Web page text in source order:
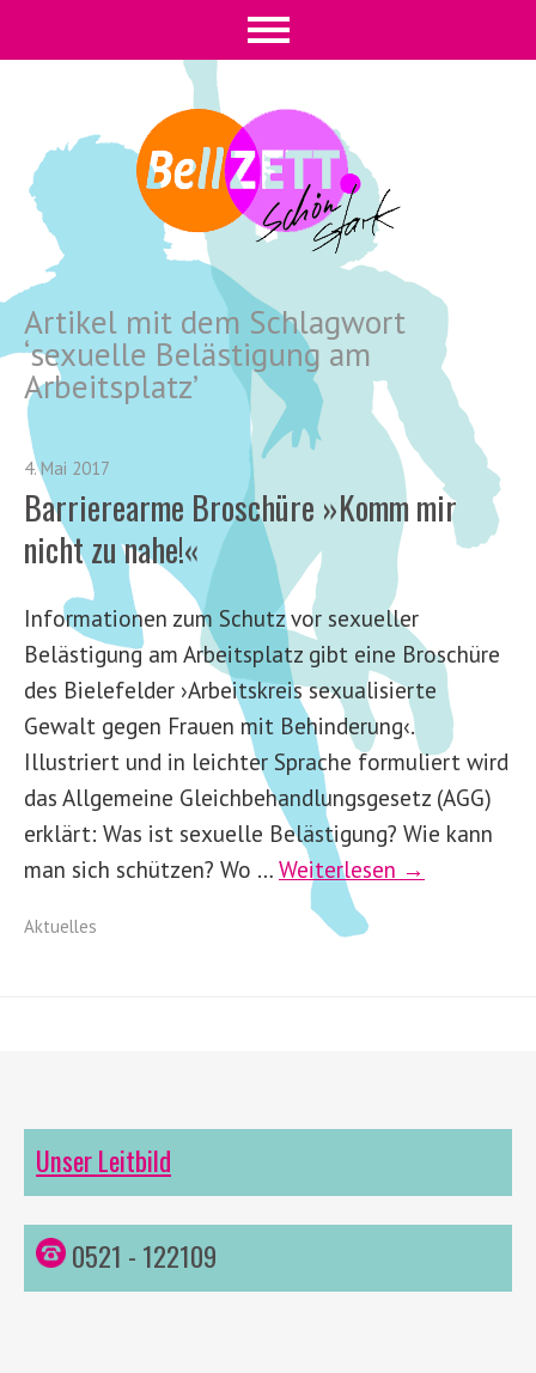
Artikel mit dem Schlagwort
‘sexuelle Belästigung am
Arbeitsplatz’
4. Mai 2017
Barrierearme Broschüre »Komm mir
nicht zu nahe!«
Informationen zum Schutz vor sexueller
Belästigung am Arbeitsplatz gibt eine Broschüre
des Bielefelder ›Arbeitskreis sexualisierte
Gewalt gegen Frauen mit Behinderung‹.
Illustriert und in leichter Sprache formuliert wird
das Allgemeine Gleichbehandlungsgesetz (AGG)
erklärt: Was ist sexuelle Belästigung? Wie kann
man sich schützen? Wo … Weiterlesen →
Aktuelles
Unser Leitbild
0521 - 122109